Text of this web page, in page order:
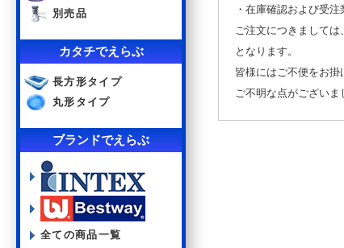
別売品
カタチでえらぶ
長方形タイプ
丸形タイプ
ブランドでえらぶ
全ての商品一覧
・在庫確認および受
ご注文につきまして
となります。
皆様にはご不便をお掛
ご不明な点がございま